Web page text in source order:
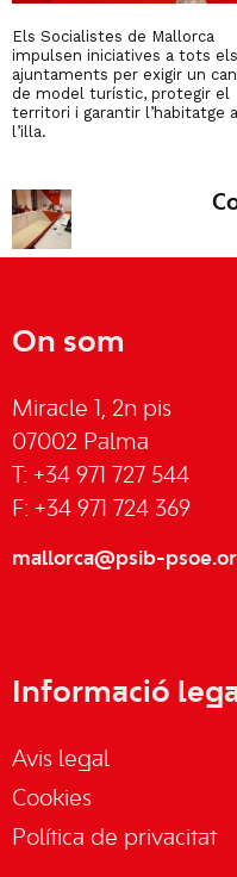
Els Socialistes de Mallorca
impulsen iniciatives a tots els
ajuntaments per exigir un
de model turístic, protegir el
territori i garantir l’habitatge a
l’illa.
On som
Miracle 1, 2n pis
07002 Palma
T: +34 971 727 544
F: +34 971 724 369
mallorca@psib-
Informació
Avis legal
Cookies
Política de privacitat